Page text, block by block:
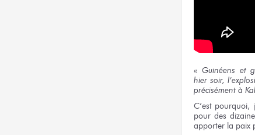
« Guinéens et
hier soir,
précisément à
C’est pourquoi,
pour des
apporter la paix